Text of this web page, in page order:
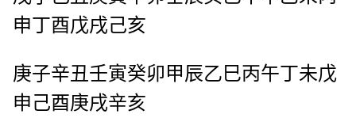
申丁酉戊戌己亥
庚子辛丑壬寅癸卯甲辰乙巳丙午丁未戊
申己酉庚戌辛亥